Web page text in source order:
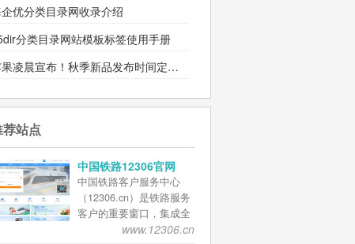
优分类目录网收录介绍
分类目录网站模板标签使用手册
苹果凌晨宣布！秋季新品发布时间定了，iPhone13即将发布
站点
中国铁路12306官网
中国铁路客户服务中心
（12306.cn）是铁路服务
客户的重要窗口，集成全
路客货运输信息，为社会
www.12306.cn